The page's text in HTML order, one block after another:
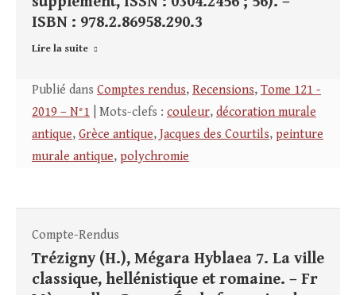
ISBN : 978.2.86958.290.3
Lire la suite
Publié dans Comptes rendus, Recensions, Tome 121 -
2019 – N°1 | Mots-clefs : couleur, décoration murale
antique, Grèce antique, Jacques des Courtils, peinture
murale antique, polychromie
Compte-Rendus
Trézigny (H.), Mégara Hyblaea 7. La ville
classique, hellénistique et romaine. – Fr